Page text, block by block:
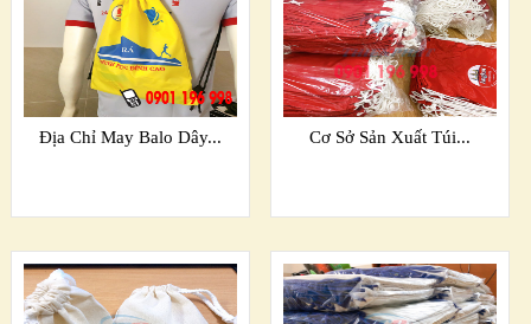
Địa Chỉ May Balo Dây... Cơ Sở Sản Xuất Túi...